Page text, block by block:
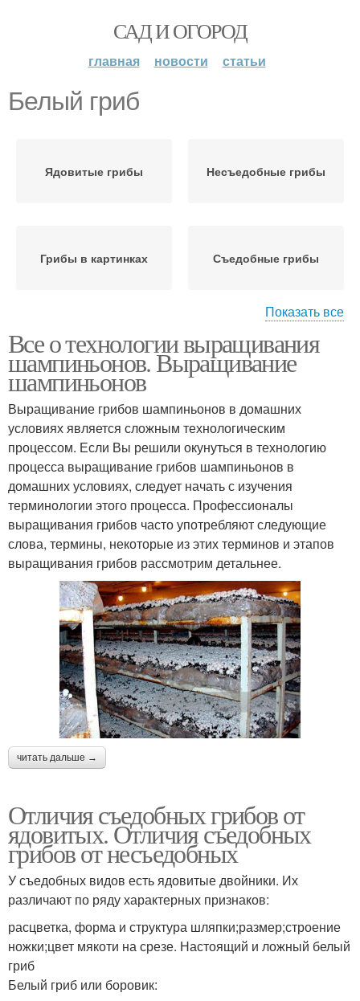
САД И ОГОРОД
главная новости статьи
Белый гриб
Ядовитые грибы Несъедобные грибы
Грибы в картинках Съедобные грибы
Грибы в эстонии
лесах
Ядовитый гриб
Показать все
Все о технологии выращивания
шампиньонов. Выращивание
шампиньонов
Выращивание грибов шампиньонов в домашних
условиях является сложным технологическим
процессом. Если Вы решили окунуться в технологию
процесса выращивание грибов шампиньонов в
домашних условиях, следует начать с изучения
терминологии этого процесса. Профессионалы
выращивания грибов часто употребляют следующие
слова, термины, некоторые из этих терминов и этапов
выращивания грибов рассмотрим детальнее.
читать дальше →
Отличия съедобных грибов от
ядовитых. Отличия съедобных
грибов от несъедобных
У съедобных видов есть ядовитые двойники. Их
различают по ряду характерных признаков:
расцветка, форма и структура шляпки;размер;строение
ножки;цвет мякоти на срезе. Настоящий и ложный белый
гриб
Белый гриб или боровик: